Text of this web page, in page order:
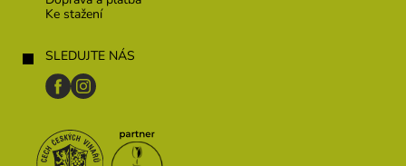
Ke stažení
SLEDUJTE NÁS